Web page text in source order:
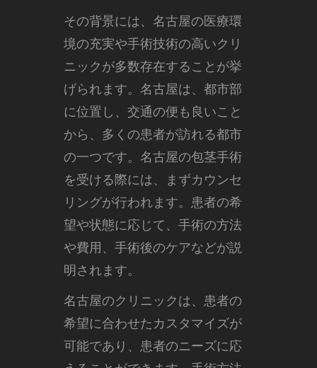
その背景には、名古屋の医療環
境の充実や手術技術の高いクリ
ニックが多数存在することが挙
げられます。名古屋は、都市部
に位置し、交通の便も良いこと
から、多くの患者が訪れる都市
の一つです。名古屋の包茎手術
を受ける際には、まずカウンセ
リングが行われます。患者の希
望や状態に応じて、手術の方法
や費用、手術後のケアなどが説
明されます。
名古屋のクリニックは、患者の
希望に合わせたカスタマイズが
可能であり、患者のニーズに応